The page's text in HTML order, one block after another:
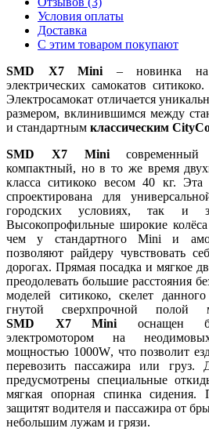
Условия оплаты
Доставка
С этим товаром покупают
SMD X7Mini
– новинка на
электрических самокатов
Электросамокат отличается
размером, вклинившимся между
и стандартным классическим
SMD X7 Miniсовременный
компактный, но в то же время
класса ситикоко весом 40 кг. Эта
спроектирована для
городских условиях, так и
Высокопрофильные широкие
чем у стандартного Mini и
позволяют райдеру чувствовать
дорогах. Прямая посадка и мягкое
преодолевать большие расстояния
моделей ситикоко, скелет
гнутой сверхпрочной полой
SMD X7Mini оснащен
электромотором на
мощностью 1000W, что позволит
перевозить пассажира или груз.
предусмотрены специальные
мягкая опорная спинка сидения.
защитят водителя и пассажира от
небольшим лужам и грязи.